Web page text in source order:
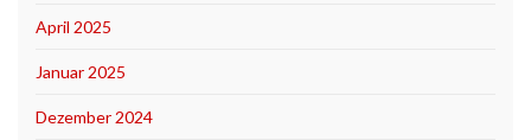
April 2025
Januar 2025
Dezember 2024